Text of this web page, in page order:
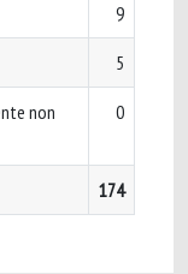
9
5
non
0
174